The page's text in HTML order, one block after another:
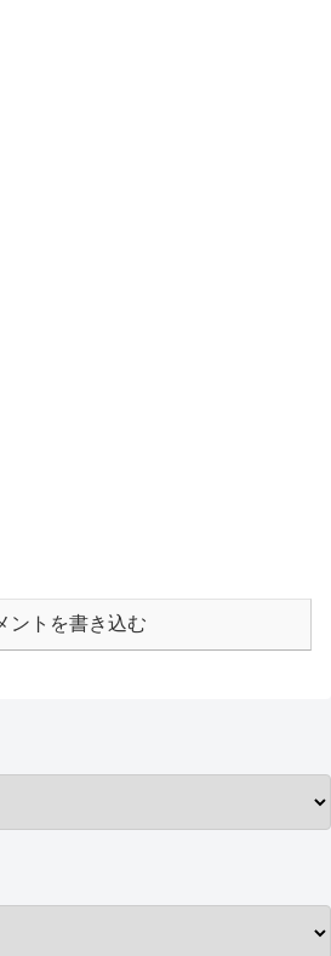
ントを書き込む